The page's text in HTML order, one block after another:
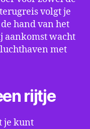
volgt je
hand van het
aankomst wacht
met
rijtje
je kunt